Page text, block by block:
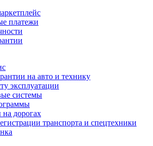
платежи
на авто и технику
эксплуатации
системы
дорогах
транспорта и спецтехники